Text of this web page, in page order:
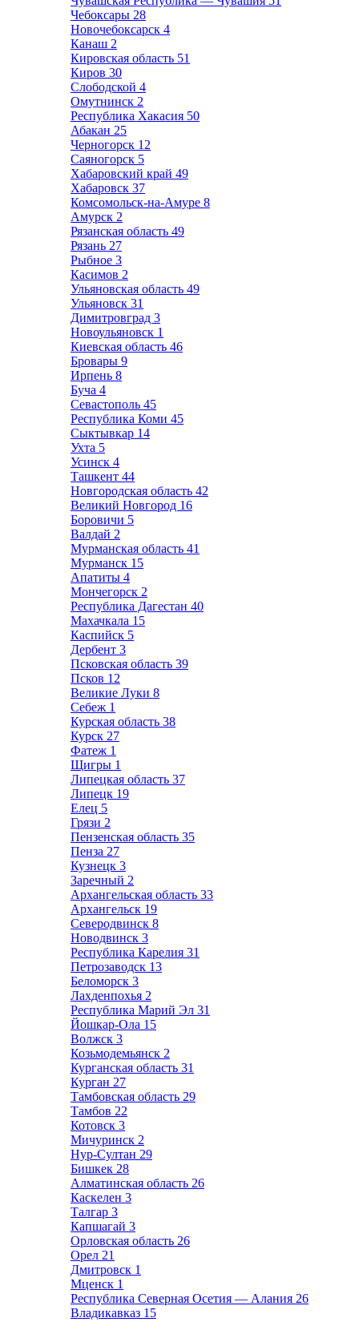
Чебоксары 28
Новочебоксарск 4
Канаш 2
Кировская область 51
Киров 30
Слободской 4
Омутнинск 2
Республика Хакасия 50
Абакан 25
Черногорск 12
Саяногорск 5
Хабаровский край 49
Хабаровск 37
Комсомольск-на-Амуре 8
Амурск 2
Рязанская область 49
Рязань 27
Рыбное 3
Касимов 2
Ульяновская область 49
Ульяновск 31
Димитровград 3
Новоульяновск 1
Киевская область 46
Бровары 9
Ирпень 8
Буча 4
Севастополь 45
Республика Коми 45
Сыктывкар 14
Ухта 5
Усинск 4
Ташкент 44
Новгородская область 42
Великий Новгород 16
Боровичи 5
Валдай 2
Мурманская область 41
Мурманск 15
Апатиты 4
Мончегорск 2
Республика Дагестан 40
Махачкала 15
Каспийск 5
Дербент 3
Псковская область 39
Псков 12
Великие Луки 8
Себеж 1
Курская область 38
Курск 27
Фатеж 1
Щигры 1
Липецкая область 37
Липецк 19
Елец 5
Грязи 2
Пензенская область 35
Пенза 27
Кузнецк 3
Заречный 2
Архангельская область 33
Архангельск 19
Северодвинск 8
Новодвинск 3
Республика Карелия 31
Петрозаводск 13
Беломорск 3
Лахденпохья 2
Республика Марий Эл 31
Йошкар-Ола 15
Волжск 3
Козьмодемьянск 2
Курганская область 31
Курган 27
Тамбовская область 29
Тамбов 22
Котовск 3
Мичуринск 2
Нур-Султан 29
Бишкек 28
Алматинская область 26
Каскелен 3
Талгар 3
Капшагай 3
Орловская область 26
Орел 21
Дмитровск 1
Мценск 1
Республика Северная Осетия — Алания 26
Владикавказ 15